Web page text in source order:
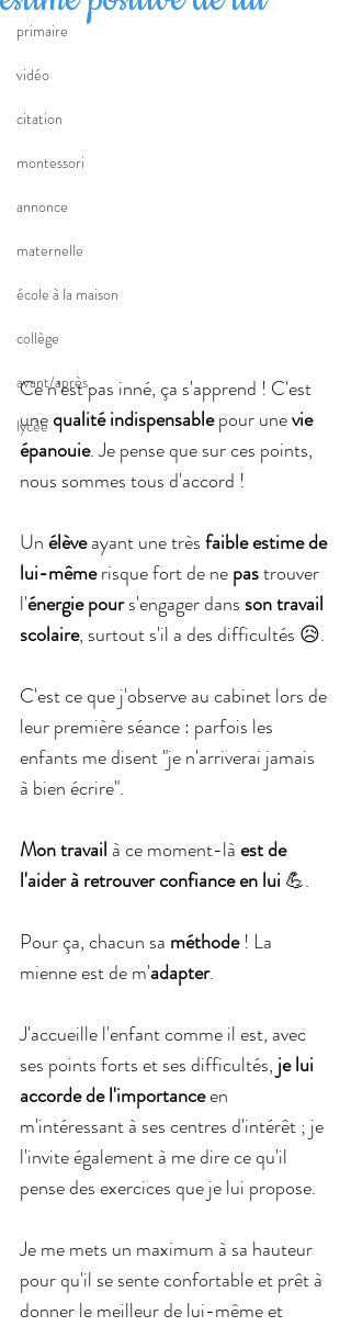
primaire
vidéo
citation
montessori
annonce
maternelle
école à la maison
collège
avant/après
lycée
Ce n'est pas inné, ça s'apprend ! C'est
une qualité indispensable pour une vie
épanouie. Je pense que sur ces points,
nous sommes tous d'accord !
Un élève ayant une très faible estime de
lui-même risque fort de ne pas trouver
l'énergie pour s'engager dans son travail
scolaire, surtout s'il a des difficultés 😥.
C'est ce que j'observe au cabinet lors de
leur première séance : parfois les
enfants me disent "je n'arriverai jamais
à bien écrire".
Mon travail à ce moment-là est de
l'aider à retrouver confiance en lui 💪.
Pour ça, chacun sa méthode ! La
mienne est de m'adapter.
J'accueille l'enfant comme il est, avec
ses points forts et ses difficultés, je lui
accorde de l'importance en
m'intéressant à ses centres d'intérêt ; je
l'invite également à me dire ce qu'il
pense des exercices que je lui propose.
Je me mets un maximum à sa hauteur
pour qu'il se sente confortable et prêt à
donner le meilleur de lui-même et